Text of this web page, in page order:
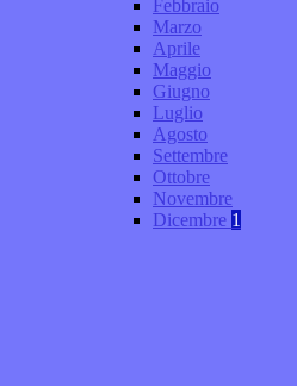
Febbraio
Marzo
Aprile
Maggio
Giugno
Luglio
Agosto
Settembre
Ottobre
Novembre
Dicembre 1